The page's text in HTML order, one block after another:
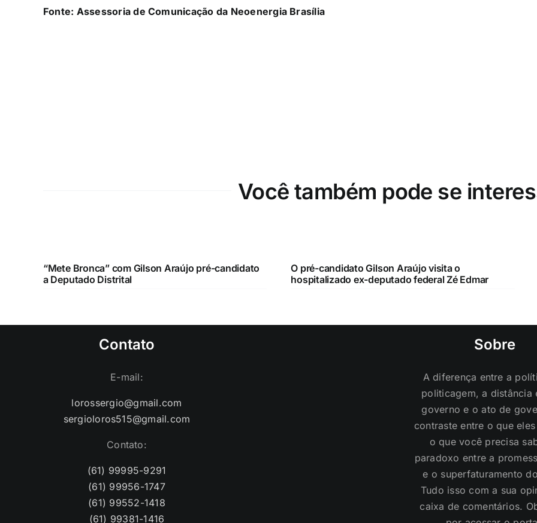
Fonte: Assessoria de Comunicação da Neoenergia Brasília
Você também pode se
“Mete Bronca” com Gilson Araújo pré-candidato
a Deputado Distrital
O pré-candidato Gilson Araújo visita o
hospitalizado ex-deputado federal Zé Edmar
Contato
E-mail:
lorossergio@gmail.com
sergioloros515@gmail.com
Contato:
(61) 99995-9291
(61) 99956-1747
(61) 99552-1418
(61) 99381-1416
Sobre
A diferença entre a
politicagem, a distância
governo e o ato de
contraste entre o que
o que você precisa
paradoxo entre a
e o superfaturamento
Tudo isso com a sua
caixa de comentários.